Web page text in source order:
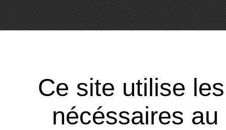
Ce site utilise
nécéssaires